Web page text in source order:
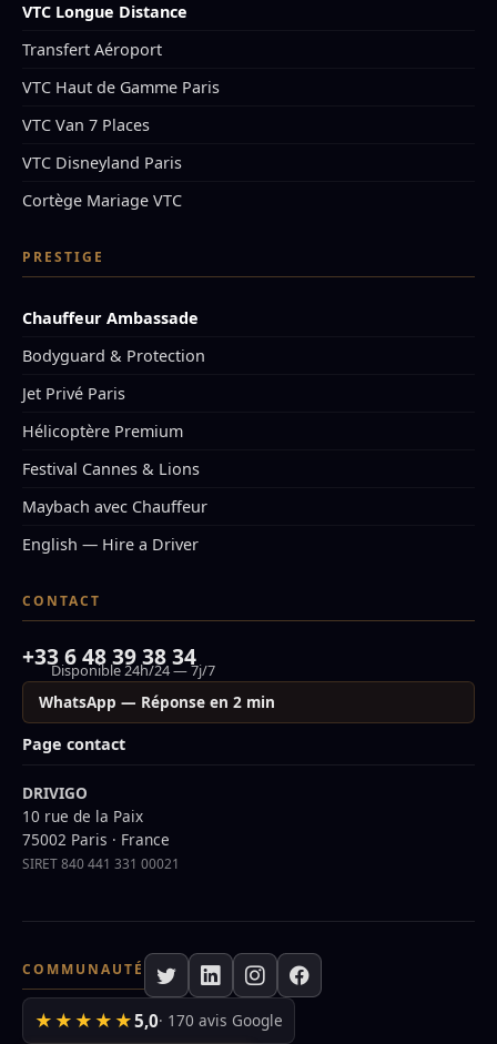
VTC Longue Distance
Transfert Aéroport
VTC Haut de Gamme Paris
VTC Van 7 Places
VTC Disneyland Paris
Cortège Mariage VTC
PRESTIGE
Chauffeur Ambassade
Bodyguard & Protection
Jet Privé Paris
Hélicoptère Premium
Festival Cannes & Lions
Maybach avec Chauffeur
English — Hire a Driver
CONTACT
+33 6 48 39 38 34
Disponible 24h/24 — 7j/7
WhatsApp — Réponse en 2 min
Page contact
DRIVIGO
10 rue de la Paix
75002 Paris · France
SIRET 840 441 331 00021
COMMUNAUTÉ
★★★★★5,0· 170 avis Google